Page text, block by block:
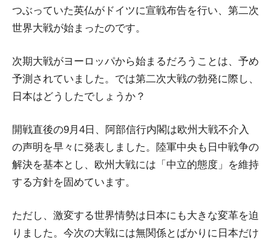
つぶっていた英仏がドイツに宣戦布告を行い、第二次
世界大戦が始まったのです。
次期大戦がヨーロッパから始まるだろうことは、予め
予測されていました。では第二次大戦の勃発に際し、
日本はどうしたでしょうか？
開戦直後の9月4日、阿部信行内閣は欧州大戦不介入
の声明を早々に発表しました。陸軍中央も日中戦争の
解決を基本とし、欧州大戦には「中立的態度」を維持
する方針を固めています。
ただし、激変する世界情勢は日本にも大きな変革を迫
りました。今次の大戦には無関係とばかりに日本だけ